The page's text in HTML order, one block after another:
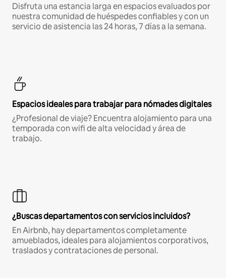
Disfruta una estancia larga en espacios evaluados por
nuestra comunidad de huéspedes confiables y con un
servicio de asistencia las 24 horas, 7 días a la semana.
Espacios ideales para trabajar para nómades digitales
¿Profesional de viaje? Encuentra alojamiento para una
temporada con wifi de alta velocidad y área de
trabajo.
¿Buscas departamentos con servicios incluidos?
En Airbnb, hay departamentos completamente
amueblados, ideales para alojamientos corporativos,
traslados y contrataciones de personal.